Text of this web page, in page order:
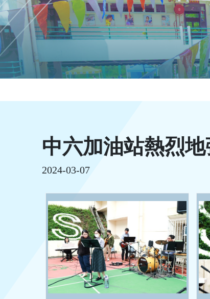
中六加油站熱烈
2024-03-07